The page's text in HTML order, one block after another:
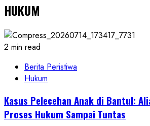
HUKUM
2 min read
Berita Peristiwa
Hukum
Kasus Pelecehan Anak di Bantul:
Proses Hukum Sampai Tuntas